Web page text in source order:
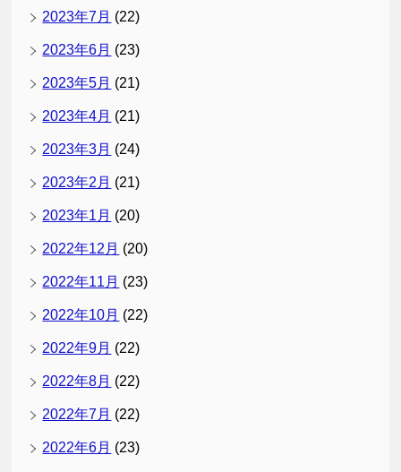
2023年7月 (22)
2023年6月 (23)
2023年5月 (21)
2023年4月 (21)
2023年3月 (24)
2023年2月 (21)
2023年1月 (20)
2022年12月 (20)
2022年11月 (23)
2022年10月 (22)
2022年9月 (22)
2022年8月 (22)
2022年7月 (22)
2022年6月 (23)